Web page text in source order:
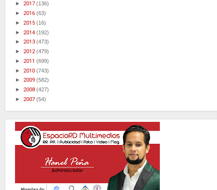
► 2017 (136)
► 2016 (63)
► 2015 (16)
► 2014 (192)
► 2013 (473)
► 2012(479)
► 2011 (699)
► 2010 (743)
► 2009 (582)
► 2008 (427)
► 2007 (54)